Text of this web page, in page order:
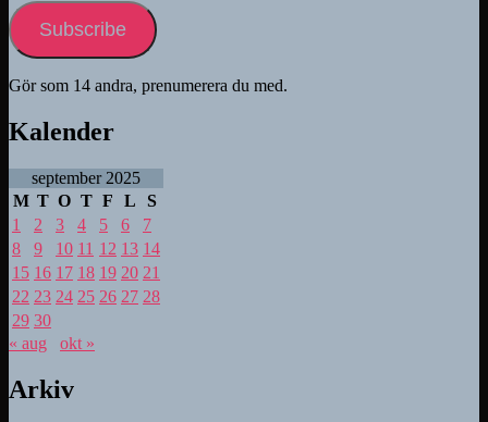
Subscribe
Gör som 14 andra, prenumerera du med.
Kalender
september 2025
M T O T F L
S
1
2 3 4 5 6
7
8
9 10 11 12 13 14
15 16 17 18 19 20 21
22 23 24 25 26 27 28
29 30
« aug
okt »
Arkiv